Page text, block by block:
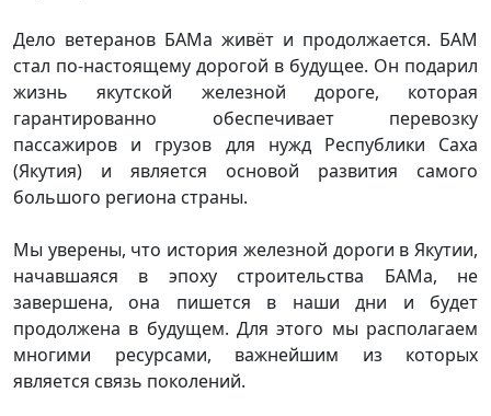
Дело ветеранов БАМа живёт и продолжается. БАМ
стал по-настоящему дорогой в будущее. Он подарил
жизнь якутской железной дороге, которая
гарантированно обеспечивает перевозку
пассажиров и грузов для нужд Республики Саха
(Якутия) и является основой развития самого
большого региона страны.
Мы уверены, что история железной дороги в Якутии,
начавшаяся в эпоху строительства БАМа, не
завершена, она пишется в наши дни и будет
продолжена в будущем. Для этого мы располагаем
многими ресурсами, важнейшим из которых
является связь поколений.